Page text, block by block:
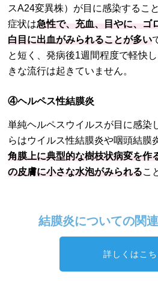
スA24変異株）が目に感染するこ
症状は急性で、充血、目やに、ゴ
白目に出血がみられることが多い
と短く、発病後1週間程度で軽快
きな流行は起きていません。
④ヘルペス性結膜炎
単純ヘルペスウイルスが目に感染
らはウイルス性結膜炎や咽頭結膜
角膜上に典型的な樹枝状病変を作
の皮膚に小さな水泡がみられるこ
結膜炎についての関
詳しくはこち